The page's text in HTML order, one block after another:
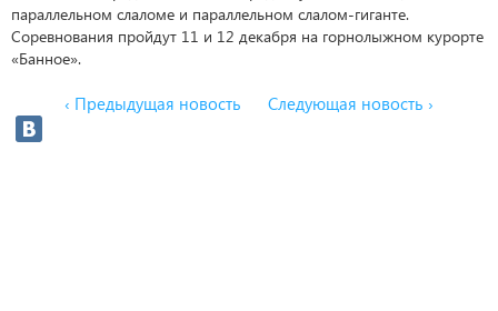
параллельном слаломе и параллельном слалом-гиганте.
Соревнования пройдут 11 и 12 декабря на горнолыжном курорте
«Банное».
‹ Предыдущая новость Следующая новость ›